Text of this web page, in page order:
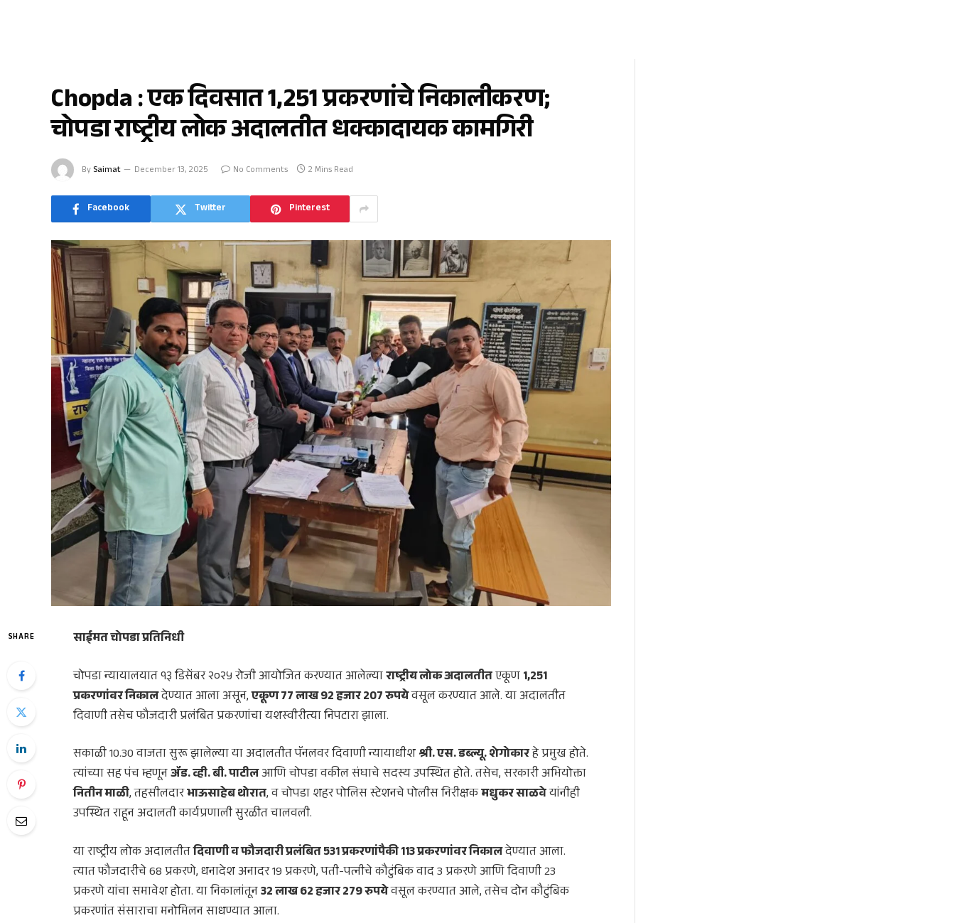
Chopda : एक दिवसात 1,251 प्रकरणांचे निकालीकरण;
चोपडा राष्ट्रीय लोक अदालतीत धक्कादायक कामगिरी
By Saimat December 13, 2025 No Comments 2 Mins Read
Facebook Twitter Pinterest
SHARE
साईमत चोपडा प्रतिनिधी
चोपडा न्यायालयात १३ डिसेंबर २०२५ रोजी आयोजित करण्यात आलेल्याराष्ट्रीय लोक अदालतीतएकूण1,251
प्रकरणांवर निकालदेण्यात आला असून,एकूण 77 लाख 92 हजार 207 रुपयेवसूल करण्यात आले. या अदालतीत
दिवाणी तसेच फौजदारी प्रलंबित प्रकरणांचा यशस्वीरीत्या निपटारा झाला.
सकाळी 10.30 वाजता सुरू झालेल्या या अदालतीत पॅनलवर दिवाणी न्यायाधीशश्री. एस. डब्ल्यू. शेगोकारहे प्रमुख होते.
त्यांच्या सह पंच म्हणूनॲड. व्ही. बी. पाटीलआणि चोपडा वकील संघाचे सदस्य उपस्थित होते. तसेच, सरकारी अभियोक्ता
नितीन माळी, तहसीलदारभाऊसाहेब थोरात, व चोपडा शहर पोलिस स्टेशनचे पोलीस निरीक्षकमधुकर साळवेयांनीही
उपस्थित राहून अदालती कार्यप्रणाली सुरळीत चालवली.
या राष्ट्रीय लोक अदालतीतदिवाणी व फौजदारी प्रलंबित 531 प्रकरणांपैकी 113 प्रकरणांवर निकालदेण्यात आला.
त्यात फौजदारीचे 68 प्रकरणे, धनादेश अनादर 19 प्रकरणे, पती-पत्नीचे कौटुंबिक वाद 3 प्रकरणे आणि दिवाणी 23
प्रकरणे यांचा समावेश होता. या निकालांतून32 लाख 62 हजार 279 रुपयेवसूल करण्यात आले, तसेच दोन कौटुंबिक
प्रकरणांत संसाराचा मनोमिलन साधण्यात आला.